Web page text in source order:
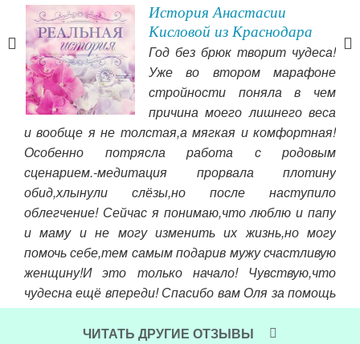
История Анастасии
Кисловой из Краснодара
Год без брюк творит чудеса!
Уже во втором марафоне
стройности поняла в чем
причина моего лишнего веса
и вообще я не толстая,а мягкая и комфортная!
Особенно потрясла работа с родовым
сценарием.-медитация прорвала плотину
обид,хлынули слёзы,но после наступило
облегчение! Сейчас я понимаю,что люблю и папу
и маму и не могу изменить их жизнь,но могу
помочь себе,тем самым подарив мужу счастливую
женщину!И это только начало! Чувствую,что
чудесна ещё впереди! Спасибо вам Оля за помощь
обретении женственности и гармонии! Я
счастлива и желаю всем счастья!
ЧИТАТЬ ДРУГИЕ ОТЗЫВЫ